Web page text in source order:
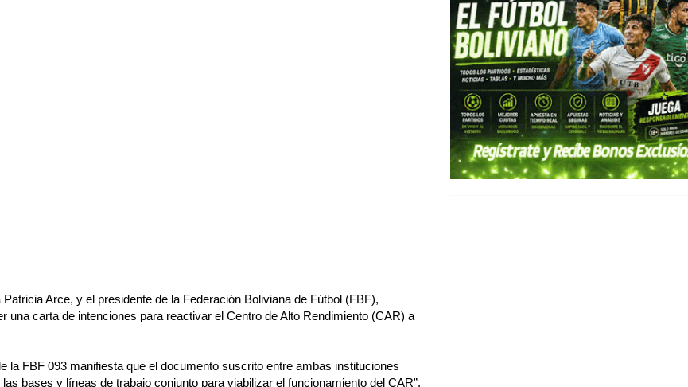
Arce, y el presidente de la Federación Boliviana de Fútbol (FBF),
una carta de intenciones para reactivar el Centro de Alto Rendimiento (CAR) a
la FBF 093 manifiesta que el documento suscrito entre ambas instituciones
bases y líneas de trabajo conjunto para viabilizar el funcionamiento del CAR”.